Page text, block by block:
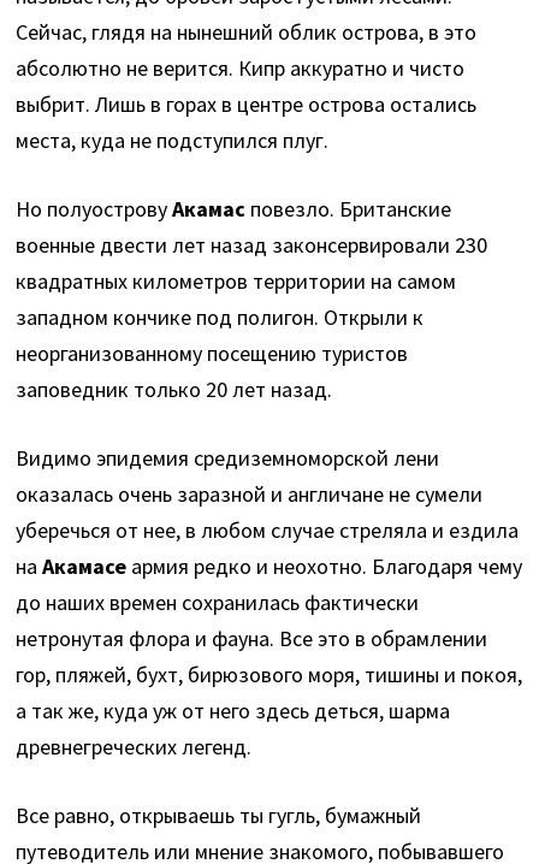
Сейчас, глядя на нынешний облик острова, в это
абсолютно не верится. Кипр аккуратно и чисто
выбрит. Лишь в горах в центре острова остались
места, куда не подступился плуг.
Но полуостровуАкамас повезло. Британские
военные двести лет назад законсервировали 230
квадратных километров территории на самом
западном кончике под полигон. Открыли к
неорганизованному посещению туристов
заповедник только 20 лет назад.
Видимо эпидемия средиземноморской лени
оказалась очень заразной и англичане не сумели
уберечься от нее, в любом случае стреляла и ездила
наАкамасе армия редко и неохотно. Благодаря чему
до наших времен сохранилась фактически
нетронутая флора и фауна. Все это в обрамлении
гор, пляжей, бухт, бирюзового моря, тишины и покоя,
а так же, куда уж от него здесь деться, шарма
древнегреческих легенд.
Все равно, открываешь ты гугль, бумажный
путеводитель или мнение знакомого, побывавшего